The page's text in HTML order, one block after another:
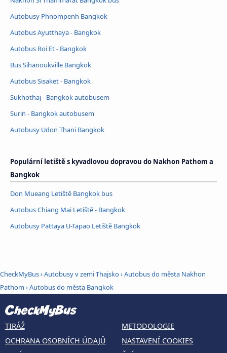
Autobusy Phnompenh Bangkok
Autobus Ayutthaya - Bangkok
Autobus Roi Et - Bangkok
Bus Sihanoukville Bangkok
Autobus Sisaket - Bangkok
Sukhothaj - Bangkok autobusem
Surin - Bangkok autobusem
Autobusy Udon Thani Bangkok
Populární letiště s kyvadlovou dopravou do Nakhon Pathom a
Bangkok
Don Mueang Letiště Bangkok bus
Autobus Chiang Mai Letiště - Bangkok
Autobusy Pattaya U-Tapao Letiště Bangkok
CheckMyBus›Autobusy v zemi Thajsko›Autobus do města Nakhon
Pathom ›Autobus do města Bangkok
TIRÁŽ
OCHRANA OSOBNÍCH ÚDAJŮ
METODOLOGIE
NASTAVENÍ COOKIES